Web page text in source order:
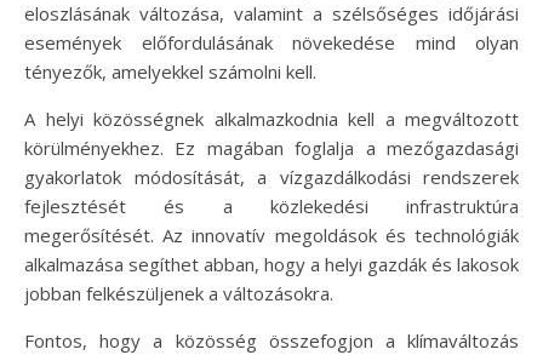
eloszlásának változása, valamint a szélsőséges időjárási
események előfordulásának növekedése mind olyan
tényezők, amelyekkel számolni kell.
A helyi közösségnek alkalmazkodnia kell a megváltozott
körülményekhez. Ez magában foglalja a mezőgazdasági
gyakorlatok módosítását, a vízgazdálkodási rendszerek
fejlesztését és a közlekedési infrastruktúra
megerősítését. Az innovatív megoldások és technológiák
alkalmazása segíthet abban, hogy a helyi gazdák és lakosok
jobban felkészüljenek a változásokra.
Fontos, hogy a közösség összefogjon a klímaváltozás